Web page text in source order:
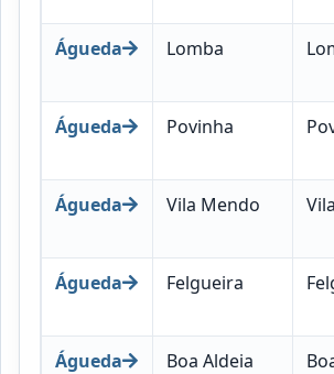
Águeda Lomba
Águeda Povinha
Águeda Vila Mendo
Águeda Felgueira
Águeda Boa Aldeia